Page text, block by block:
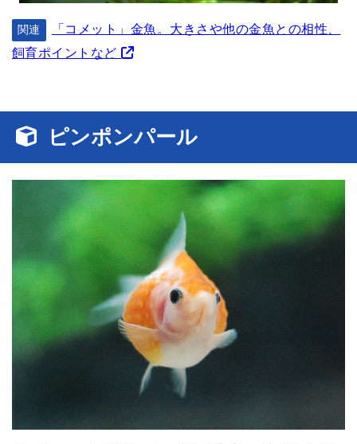
関連
「コメット」金魚。大きさや他の金魚との相性、
飼育ポイントなど
ピンポンパール